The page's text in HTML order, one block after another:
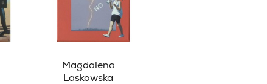
Magdalena
Laskowska